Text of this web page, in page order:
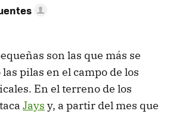
son las que más se
pilas en el campo de los
En el terreno de los
Jays y, a partir del mes que